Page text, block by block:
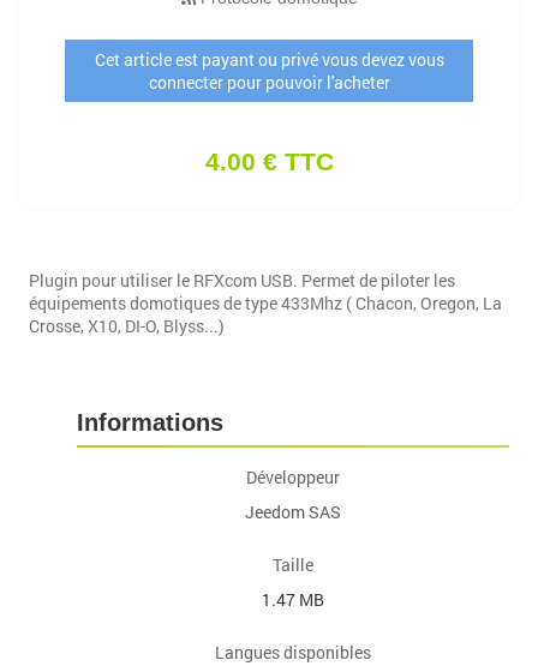
Cet article est payant ou privé vous devez vous
connecter pour pouvoir l'acheter
4.00 € TTC
Plugin pour utiliser le RFXcom USB. Permet de piloter les
équipements domotiques de type 433Mhz ( Chacon, Oregon, La
Crosse, X10, DI-O, Blyss...)
Informations
Développeur
Jeedom SAS
Taille
1.47 MB
Langues disponibles